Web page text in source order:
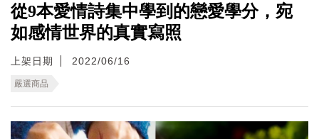
從9本愛情詩集中學到的戀愛學分，宛
如感情世界的真實寫照
上架日期 2022/06/16
嚴選商品